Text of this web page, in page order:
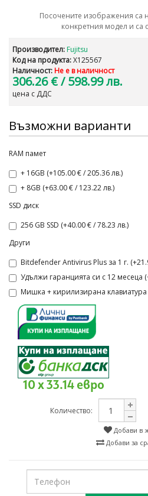
Посочените изображения са
конкретния модел и
Производител: Fujitsu
Код на продукта:X125567
Наличност: Не е в наличност
306.26 €/ 598.99 лв.
цена с ДДС
Възможни варианти
RAM памет
+ 16GB (+105.00 € / 205.36 лв.)
+ 8GB (+63.00 € / 123.22 лв.)
SSD диск
256 GB SSD (+40.00 € / 78.23 лв.)
Други
Bitdefender Antivirus Plus за 1 г.
Удължи гаранцията си с 12 месеца
Мишка + кирилизирана клавиатура
10 x 33.14 евро
Количество:
Добави в
Добави за